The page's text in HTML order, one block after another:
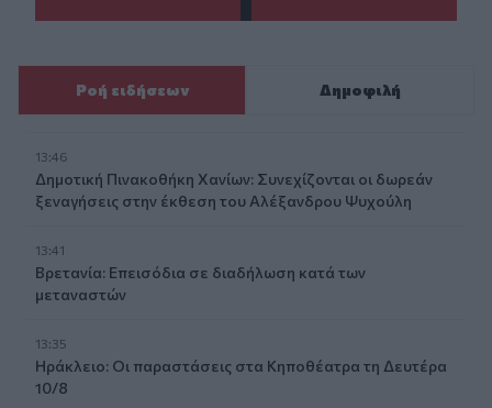
Ροή ειδήσεων Δημοφιλή
13:46
Δημοτική Πινακοθήκη Χανίων: Συνεχίζονται οι δωρεάν
ξεναγήσεις στην έκθεση του Αλέξανδρου Ψυχούλη
13:41
Βρετανία: Επεισόδια σε διαδήλωση κατά των
μεταναστών
13:35
Ηράκλειο: Οι παραστάσεις στα Κηποθέατρα τη Δευτέρα
10/8